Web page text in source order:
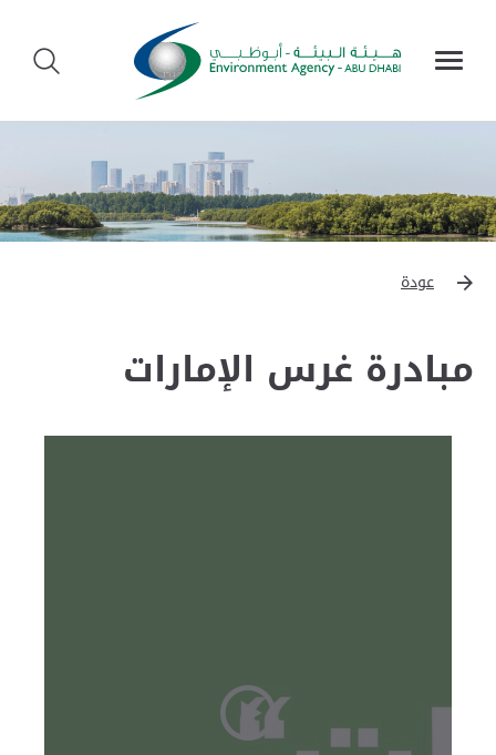
عودة
مبادرة غرس الإمارات